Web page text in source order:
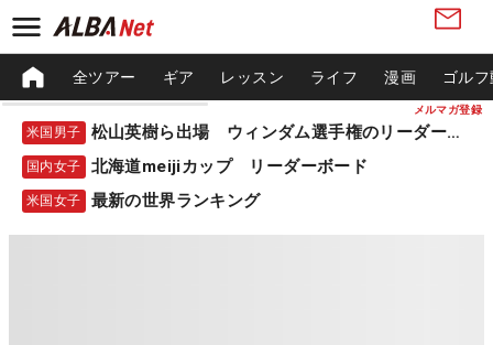
メルマガ登録
全ツアー ギア レッスン ライフ 漫画 ゴル
米国男子 松山英樹ら出場 ウィンダム選手権のリーダーボード
国内女子 北海道meijiカップ リーダーボード
米国女子 最新の世界ランキング